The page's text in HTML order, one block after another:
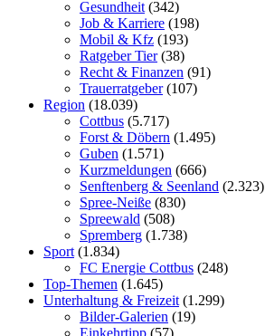
Gesundheit (342)
Job & Karriere (198)
Mobil & Kfz (193)
Ratgeber Tier(38)
Recht & Finanzen (91)
Trauerratgeber(107)
Region (18.039)
Cottbus (5.717)
Forst & Döbern (1.495)
Guben (1.571)
Kurzmeldungen (666)
Senftenberg & Seenland (2.323)
Spree-Neiße (830)
Spreewald (508)
Spremberg (1.738)
Sport (1.834)
FC Energie Cottbus (248)
Top-Themen (1.645)
Unterhaltung & Freizeit (1.299)
Bilder-Galerien (19)
Einkehrtipp (57)